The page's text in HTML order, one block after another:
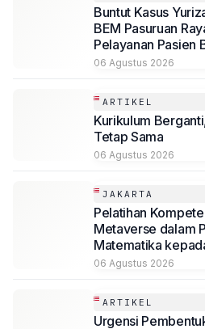
Buntut Kasus
BEM Pasuruan
Pelayanan Pasien
06 Agustus 2026
ARTIKEL
Kurikulum
Tetap Sama
06 Agustus 2026
JAKARTA
Pelatihan
Metaverse dalam
Matematika
Jakarta
06 Agustus 2026
ARTIKEL
Urgensi